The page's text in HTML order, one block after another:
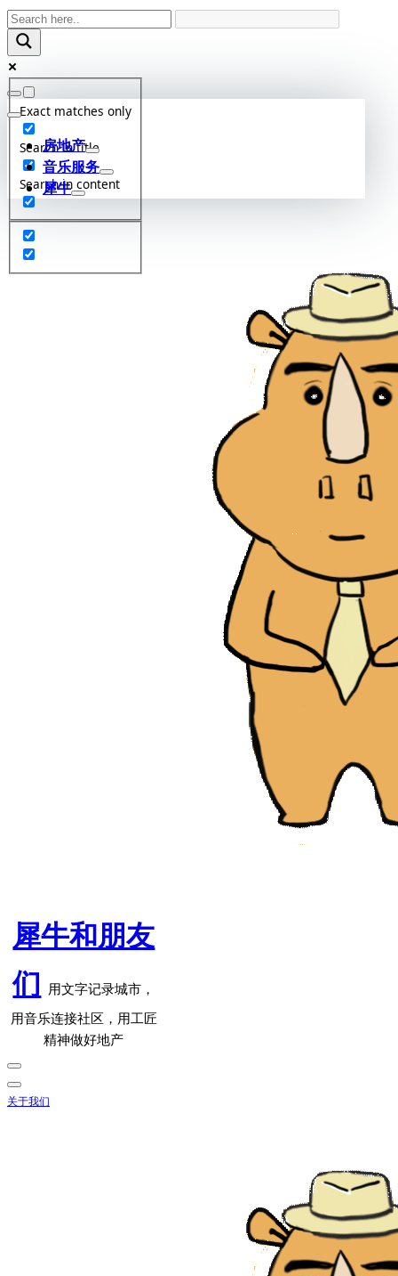
Skip
to
content
Exact matches only
Search in title
Search in content
房地产
音乐服务
犀牛
犀牛和朋友
们 用文字记录城市，
用音乐连接社区，用工匠
精神做好地产
关于我们